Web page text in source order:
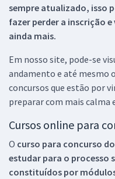
sempre atualizado, isso
fazer perder a inscrição
ainda mais.
Em nosso site, pode-se
andamento e até mesmo
concursos que estão por
preparar com mais calma
Cursos online para
O curso para concurso
estudar para o processo
constituídos por